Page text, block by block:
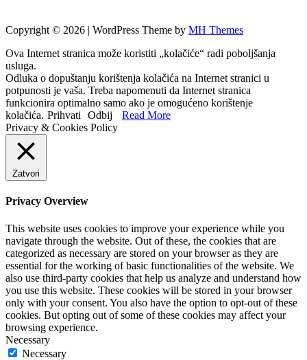
Copyright © 2026 | WordPress Theme by MH Themes
Ova Internet stranica može koristiti „kolačiće“ radi poboljšanja
usluga.
Odluka o dopuštanju korištenja kolačića na Internet stranici u
potpunosti je vaša. Treba napomenuti da Internet stranica
funkcionira optimalno samo ako je omogućeno korištenje
kolačića. Prihvati Odbij
Read More
Privacy & Cookies Policy
Zatvori
Privacy Overview
This website uses cookies to improve your experience while you
navigate through the website. Out of these, the cookies that are
categorized as necessary are stored on your browser as they are
essential for the working of basic functionalities of the website. We
also use third-party cookies that help us analyze and understand how
you use this website. These cookies will be stored in your browser
only with your consent. You also have the option to opt-out of these
cookies. But opting out of some of these cookies may affect your
browsing experience.
Necessary
Necessary